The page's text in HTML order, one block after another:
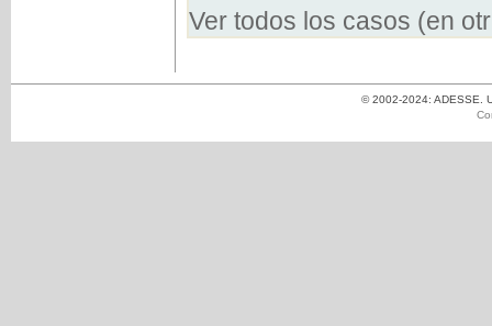
Ver todos los casos (en
© 2002-2024: ADESSE.